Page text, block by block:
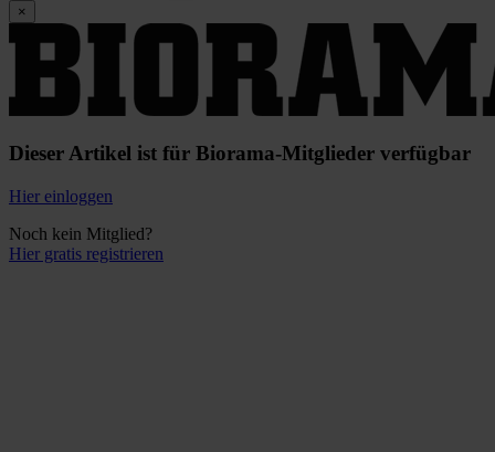
×
Dieser Artikel ist für Biorama-Mitglieder verfügbar
Hier einloggen
Noch kein Mitglied?
Hier gratis registrieren